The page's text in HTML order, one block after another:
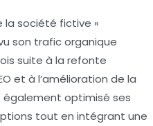
la société fictive «
son trafic organique
suite à la refonte
et à l’amélioration de la
également optimisé ses
tout en intégrant une